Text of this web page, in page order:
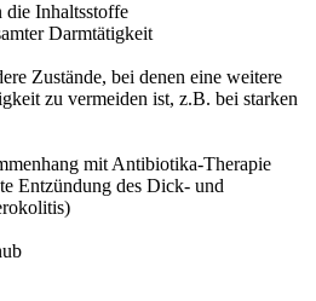
Inhaltsstoffe
Darmtätigkeit
Zustände, bei denen eine weitere
zu vermeiden ist, z.B. bei starken
mit Antibiotika-Therapie
Entzündung des Dick- und